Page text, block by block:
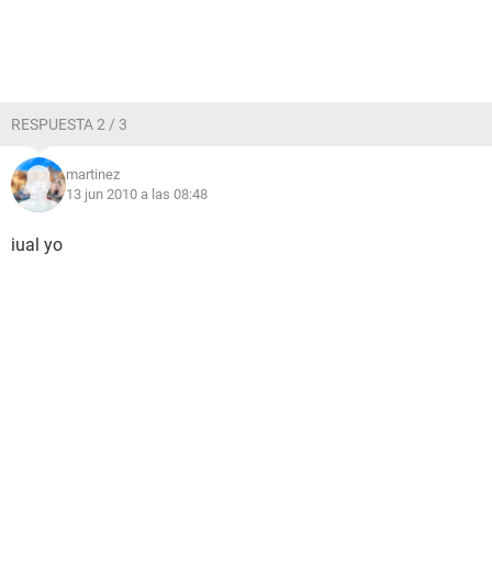
RESPUESTA 2 / 3
martinez
13 jun 2010 a las 08:48
iual yo